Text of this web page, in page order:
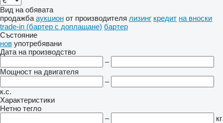
Вид на обявата
продажба аукцион от производителя лизинг кредит на вноски
trade-in (бартер с доплащане) бартер
Състояние
нов употребявани
Дата на производство
–
Мощност на двигателя
–
к.с.
Характеристики
Нетно тегло
–
кг